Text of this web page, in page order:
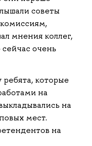
советы
мнения коллег,
очень
которые
на
на
мест.
на